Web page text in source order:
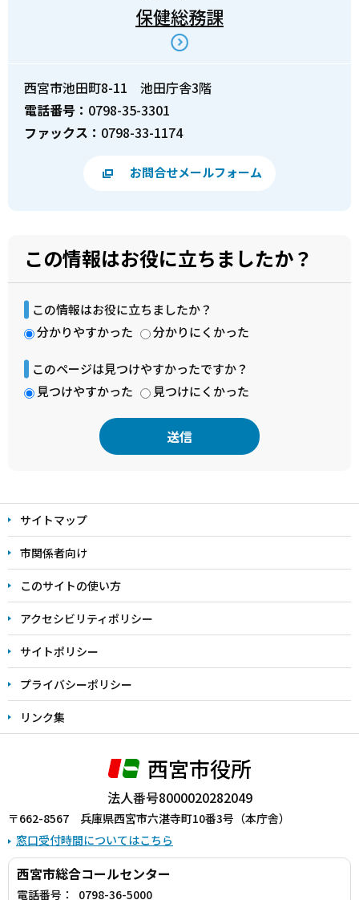
保健総務課
西宮市池田町8-11 池田庁舎3階
電話番号： 0798-35-3301
ファックス： 0798-33-1174
お問合せメールフォーム
この情報はお役に立ちましたか？
この情報はお役に立ちましたか？
分かりやすかった
分かりにくかった
このページは見つけやすかったですか？
見つけやすかった
見つけにくかった
文
こ
こ
ま
サイトマップ
市関係者向け
このサイトの使い方
アクセシビリティポリシー
サイトポリシー
プライバシーポリシー
リンク集
西宮市役所
法人番号8000020282049
〒662-8567 兵庫県西宮市六湛寺町10番3号（本庁舎）
窓口受付時間についてはこちら
西宮市総合コールセンター
電話番号： 0798-36-5000